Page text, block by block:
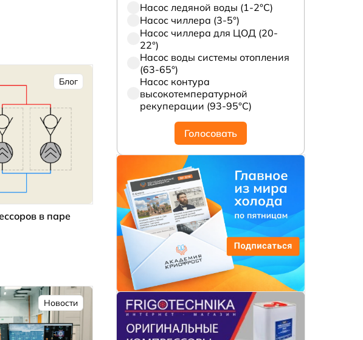
Блог
в паре
Новости
Насос ледяной воды (1-2°С)
Насос чиллера (3-5°)
Насос чиллера для ЦОД (20-
22°)
Насос воды системы отопления
(63-65°)
Насос контура
высокотемпературной
рекуперации (93-95°С)
Голосовать